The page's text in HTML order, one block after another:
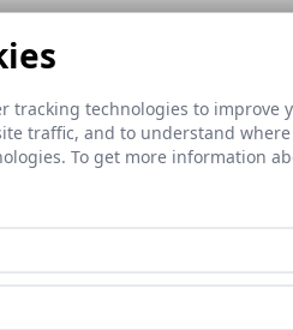
tracking technologies to
traffic, and to understand
To get more information